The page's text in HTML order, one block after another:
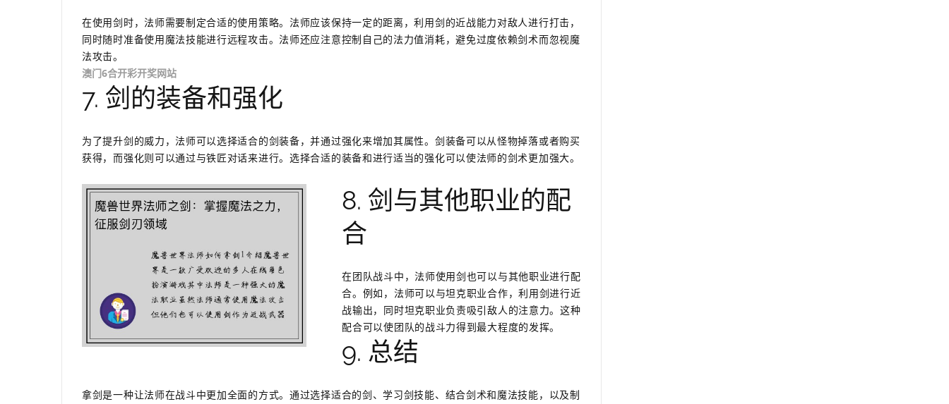
在使用剑时，法师需要制定合适的使用策略。法师应该保持一定的距离，利用剑的近战能力对敌人进行打击，
同时随时准备使用魔法技能进行远程攻击。法师还应注意控制自己的法力值消耗，避免过度依赖剑术而忽视魔
法攻击。
澳门6合开彩开奖网站
7. 剑的装备和强化
为了提升剑的威力，法师可以选择适合的剑装备，并通过强化来增加其属性。剑装备可以从怪物掉落或者购买
获得，而强化则可以通过与铁匠对话来进行。选择合适的装备和进行适当的强化可以使法师的剑术更加强大。
8. 剑与其他职业的配
合
在团队战斗中，法师使用剑也可以与其他职业进行配
合。例如，法师可以与坦克职业合作，利用剑进行近
战输出，同时坦克职业负责吸引敌人的注意力。这种
配合可以使团队的战斗力得到最大程度的发挥。
9. 总结
拿剑是一种让法师在战斗中更加全面的方式。通过选择适合的剑、学习剑技能、结合剑术和魔法技能，以及制